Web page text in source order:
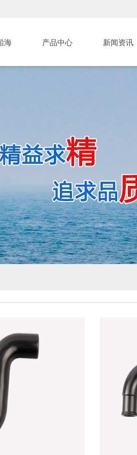
海 产品中心 新闻资讯